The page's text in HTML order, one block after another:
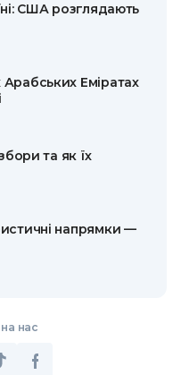
США розглядають
Еміратах
та як їх
напрямки —
нас